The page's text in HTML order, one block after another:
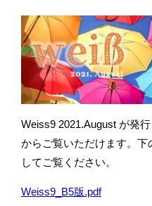
Weiss9 2021.August が発
からご覧いただけます。下
してご覧ください。
Weiss9_B5版.pdf